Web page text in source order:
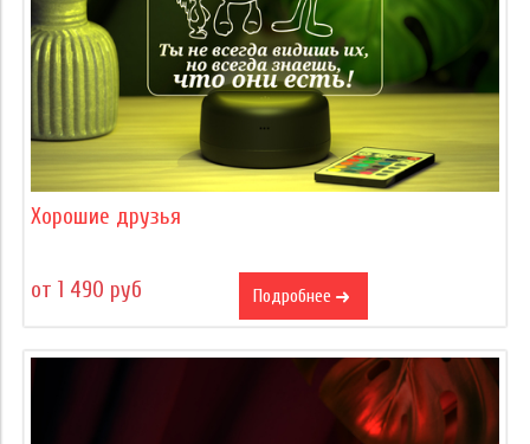
Хорошие друзья
от 1 490 руб Подробнее